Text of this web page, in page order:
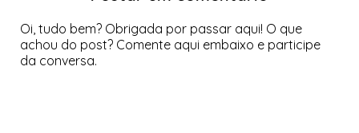
Oi, tudo bem? Obrigada por passar aqui! O que
achou do post? Comente aqui embaixo e participe
da conversa.